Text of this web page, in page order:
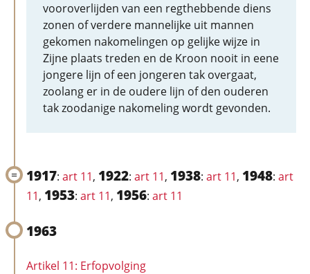
vooroverlijden van een regthebbende diens
zonen of verdere mannelijke uit mannen
gekomen nakomelingen op gelijke wijze in
Zijne plaats treden en de Kroon nooit in eene
jongere lijn of een jongeren tak overgaat,
zoolang er in de oudere lijn of den ouderen
tak zoodanige nakomeling wordt gevonden.
1917: art 11, 1922: art 11, 1938: art 11, 1948: art
11, 1953: art 11, 1956: art 11
1963
Artikel 11: Erfopvolging